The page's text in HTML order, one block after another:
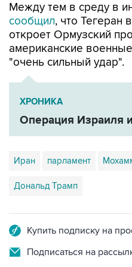
Между тем в среду в
сообщил, что Тегеран
откроет Ормузский
американские
"очень сильный удар".
ХРОНИКА
Операция Израиля
Иран парламент
Дональд Трамп
Купить подписку на
Подписаться на